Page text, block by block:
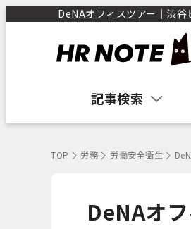
DeNAオフィスツアー｜渋
記事検索
TOP 労務 労働安全衛生
DeNAオ